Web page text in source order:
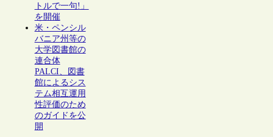
トルで一句!」
を開催
米・ペンシル
バニア州等の
大学図書館の
連合体
PALCI、図書
館によるシス
テム相互運用
性評価のため
のガイドを公
開